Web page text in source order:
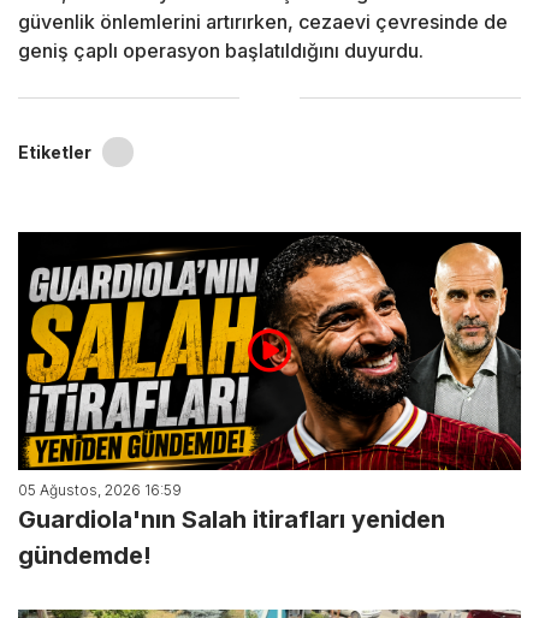
güvenlik önlemlerini artırırken, cezaevi çevresinde de
geniş çaplı operasyon başlatıldığını duyurdu.
Etiketler
05 Ağustos, 2026 16:59
Guardiola'nın Salah itirafları yeniden
gündemde!